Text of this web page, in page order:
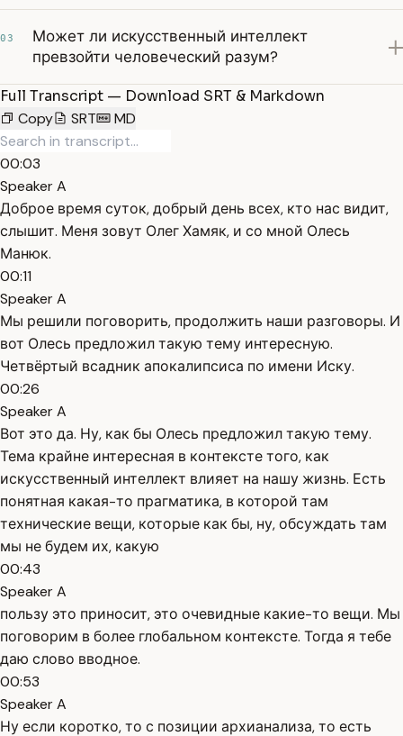
03
Может ли искусственный интеллект
превзойти человеческий разум?
Full Transcript — Download SRT & Markdown
Copy
SRT MD
00:03
Speaker A
Доброе время суток, добрый день всех, кто нас видит,
слышит. Меня зовут Олег Хамяк, и со мной Олесь
Манюк.
00:11
Speaker A
Мы решили поговорить, продолжить наши разговоры. И
вот Олесь предложил такую тему интересную.
Четвёртый всадник апокалипсиса по имени Иску.
00:26
Speaker A
Вот это да. Ну, как бы Олесь предложил такую тему.
Тема крайне интересная в контексте того, как
искусственный интеллект влияет на нашу жизнь. Есть
понятная какая-то прагматика, в которой там
технические вещи, которые как бы, ну, обсуждать там
мы не будем их, какую
00:43
Speaker A
пользу это приносит, это очевидные какие-то вещи. Мы
поговорим в более глобальном контексте. Тогда я тебе
даю слово вводное.
00:53
Speaker A
Ну если коротко, то с позиции архианализа, то есть